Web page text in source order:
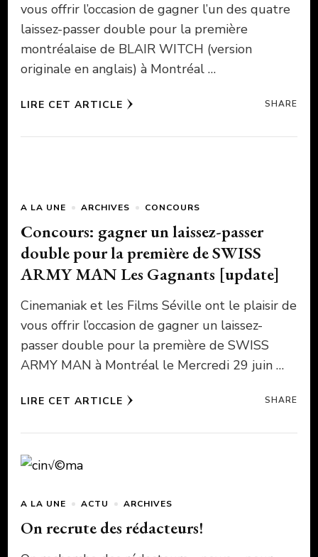
vous offrir l’occasion de gagner l’un des quatre
laissez-passer double pour la première
montréalaise de BLAIR WITCH (version
originale en anglais) à Montréal …
LIRE CET ARTICLE SHARE
A LA UNE ARCHIVES CONCOURS
Concours: gagner un laissez-passer
double pour la première de SWISS
ARMY MAN Les Gagnants [update]
Cinemaniak et les Films Séville ont le plaisir de
vous offrir l’occasion de gagner un laissez-
passer double pour la première de SWISS
ARMY MAN à Montréal le Mercredi 29 juin …
LIRE CET ARTICLE SHARE
A LA UNE ACTU ARCHIVES
On recrute des rédacteurs!